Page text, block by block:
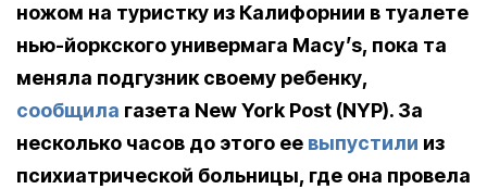
ножом на туристку из Калифорнии в туалете
нью-йоркского универмага Macy’s, пока та
меняла подгузник своему ребенку,
сообщила газета New York Post (NYP). За
несколько часов до этого ее выпустили из
психиатрической больницы, где она провела